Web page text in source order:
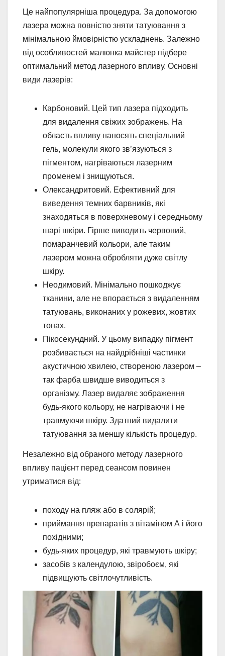
Це найпопулярніша процедура. За допомогою
лазера можна повністю зняти татуювання з
мінімальною ймовірністю ускладнень. Залежно
від особливостей малюнка майстер підбере
оптимальний метод лазерного впливу. Основні
види лазерів:
Карбоновий. Цей тип лазера підходить
для видалення свіжих зображень. На
область впливу наносять спеціальний
гель, молекули якого зв’язуються з
пігментом, нагріваються лазерним
променем і знищуються.
Олександритовий. Ефективний для
виведення темних барвників, які
знаходяться в поверхневому і середньому
шарі шкіри. Гірше виводить червоний,
помаранчевий кольори, але таким
лазером можна обробляти дуже світлу
шкіру.
Неодимовий. Мінімально пошкоджує
тканини, але не впорається з видаленням
татуювань, виконаних у рожевих, жовтих
тонах.
Пікосекундний. У цьому випадку пігмент
розбивається на найдрібніші частинки
акустичною хвилею, створеною лазером –
так фарба швидше виводиться з
організму. Лазер видаляє зображення
будь-якого кольору, не нагріваючи і не
травмуючи шкіру. Здатний видалити
татуювання за меншу кількість процедур.
Незалежно від обраного методу лазерного
впливу пацієнт перед сеансом повинен
утриматися від:
походу на пляж або в солярій;
приймання препаратів з вітаміном А і його
похідними;
будь-яких процедур, які травмують шкіру;
засобів з календулою, звіробоєм, які
підвищують світлочутливість.